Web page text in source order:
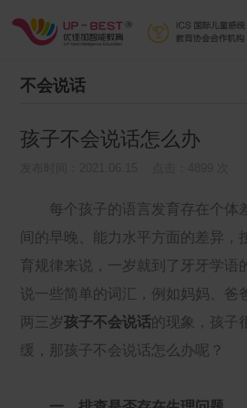
不会说话
孩子不会说话怎么办
每个孩子的语言发育存在个体
间的早晚、能力水平方面的差异，
育规律来说，一岁就到了牙牙学语
说一些简单的词汇，例如妈妈、爸
两三岁孩子不会说话的现象，孩子
缓，那孩子不会说话怎么办呢？